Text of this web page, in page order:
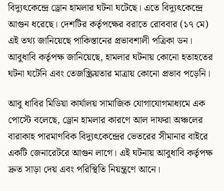
বিদ্যুৎকেন্দ্রে ড্রোন হামলার ঘটনা ঘটেছে। এতে বিদ্যুৎকেন্দ্রে
আগুন ধরেছে। দেশটির কর্তৃপক্ষের বরাতে রোববার (১৭ মে)
এই তথ্য জানিয়েছে পাকিস্তানের প্রভাবশালী পত্রিকা ডন।
আবুধাবি কর্তৃপক্ষ জানিয়েছে, হামলার ঘটনায় কোনো হতাহতের
ঘটনা ঘটেনি এবং তেজস্ক্রিয়তার মাত্রায় কোনো প্রভাব পড়েনি।
আবু ধাবির মিডিয়া কার্যালয় সামাজিক যোগাযোগমাধ্যমে এক
পোস্টে বলেছে, ড্রোন হামলার কারণে আল দাফরা অঞ্চলের
বারাকাহ পারমাণবিক বিদ্যুৎকেন্দ্রের ভেতরের সীমানার বাইরে
একটি জেনারেটরে আগুন লাগে। এই ঘটনায় আবুধাবি কর্তৃপক্ষ
দ্রুত সাড়া দেয় এবং পরিস্থিতি নিয়ন্ত্রণে আনে।